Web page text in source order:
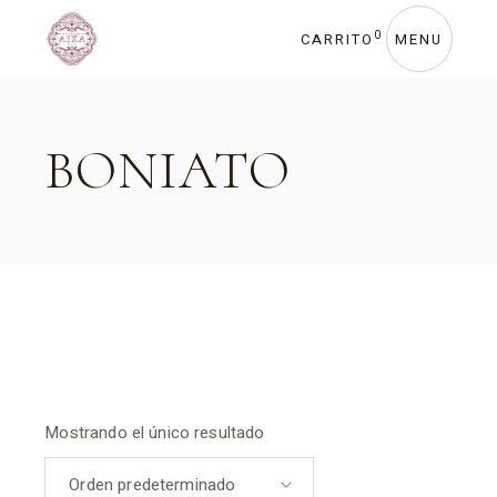
content
CARRITO 0 MENU
BONIATO
Mostrando el único resultado
Orden predeterminado